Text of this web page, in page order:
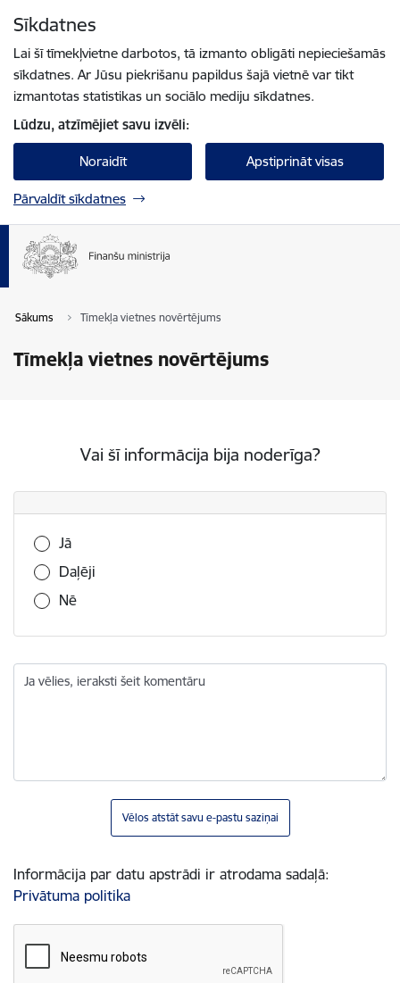
Sīkdatnes
Lai šī tīmekļvietne darbotos, tā izmanto obligāti nepieciešamās
sīkdatnes. Ar Jūsu piekrišanu papildus šajā vietnē var tikt
izmantotas statistikas un sociālo mediju sīkdatnes.
Lūdzu, atzīmējiet savu izvēli:
Noraidīt Apstiprināt visas
Pārvaldīt sīkdatnes
Sākums Tīmekļa vietnes novērtējums
Tīmekļa vietnes novērtējums
Vai šī informācija bija noderīga?
Vai šī informācija bija noderīga?
Jā
Daļēji
Nē
Ja vēlies, ieraksti šeit komentāru
Vēlos atstāt savu e-pastu saziņai
Informācija par datu apstrādi ir atrodama sadaļā:
Privātuma politika